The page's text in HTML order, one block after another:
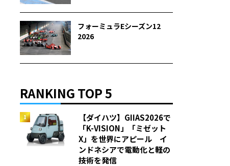
フォーミュラEシーズン12
2026
RANKING TOP 5
【ダイハツ】GIIAS2026で
「K-VISION」「ミゼット
X」を世界にアピール イ
ンドネシアで電動化と軽の
技術を発信